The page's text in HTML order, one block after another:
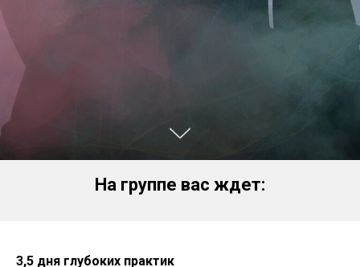
На группе вас ждет:
3,5 дня глубоких практик